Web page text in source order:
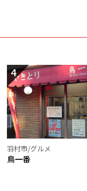
羽村市/グルメ
鳥一番